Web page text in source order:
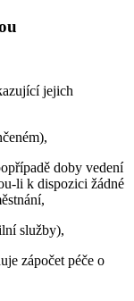
jejich
doby vedení
li k dispozici žádné
služby),
zápočet péče o